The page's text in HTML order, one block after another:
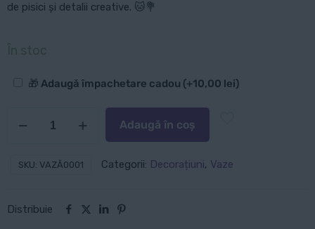
de pisici și detalii creative. 🐱💐
În stoc
Opțiuni
🎁 Adaugă împachetare cadou (+10,00 lei)
Adaugă în coș
SKU: VAZĂ0001 Categorii: Decorațiuni, Vaze
Distribuie